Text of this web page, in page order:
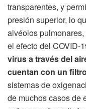
transparentes, y
presión superior, lo
alvéolos
el efecto del COVID-
virus a través del
cuentan con un
sistemas de
de muchos casos de